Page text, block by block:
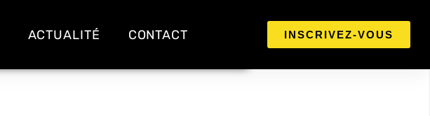
ACTUALITÉ CONTACT INSCRIVEZ-VOUS